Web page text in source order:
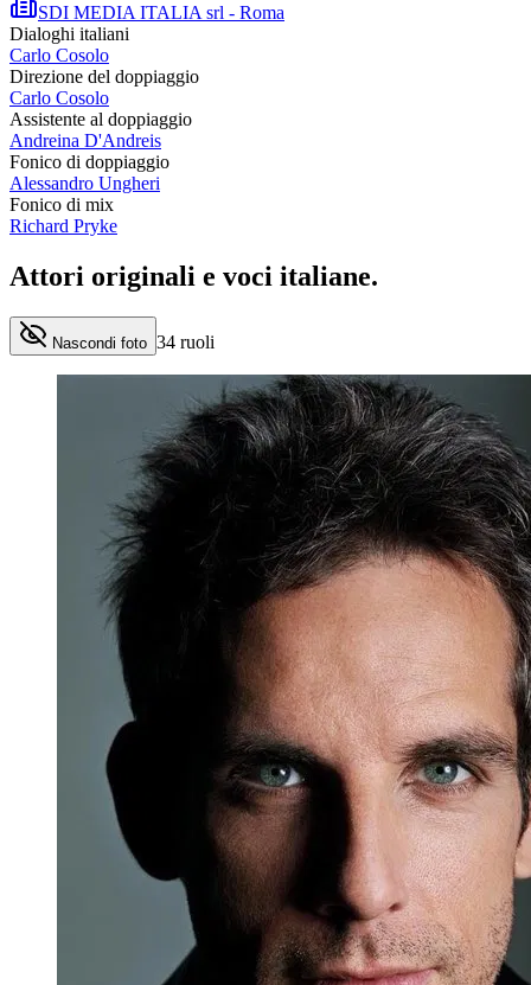
SDI MEDIA ITALIA srl - Roma
Dialoghi italiani
Carlo Cosolo
Direzione del doppiaggio
Carlo Cosolo
Assistente al doppiaggio
Andreina D'Andreis
Fonico di doppiaggio
Alessandro Ungheri
Fonico di mix
Richard Pryke
Attori originali e voci italiane.
Nascondi foto 34 ruoli